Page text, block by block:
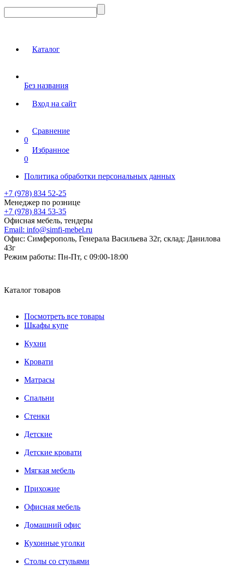
Каталог
Без названия
Вход на сайт
Сравнение
0
Избранное
0
Политика обработки персональных данных
+7 (978) 834 52-25
Менеджер по рознице
+7 (978) 834 53-35
Офисная мебель, тендеры
Email: info@simfi-mebel.ru
Офис: Симферополь, Генерала Васильева 32г, склад: Данилова
43г
Режим работы: Пн-Пт, с 09:00-18:00
Каталог товаров
Посмотреть все товары
Шкафы купе
Кухни
Кровати
Матрасы
Cпальни
Стенки
Детские
Детские кровати
Мягкая мебель
Прихожие
Офисная мебель
Домашний офис
Кухонные уголки
Столы со стульями